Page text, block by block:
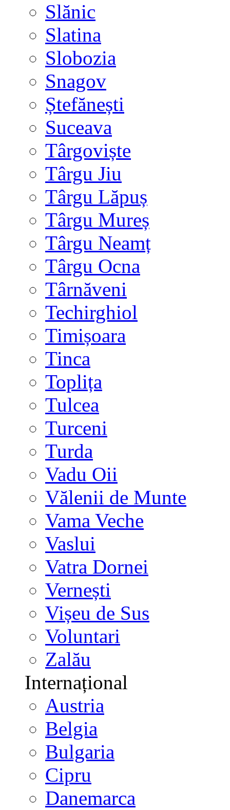
Slănic
Slatina
Slobozia
Snagov
Ștefănești
Suceava
Târgoviște
Târgu Jiu
Târgu Lăpuș
Târgu Mureș
Târgu Neamț
Târgu Ocna
Târnăveni
Techirghiol
Timișoara
Tinca
Toplița
Tulcea
Turceni
Turda
Vadu Oii
Vălenii de Munte
Vama Veche
Vaslui
Vatra Dornei
Vernești
Vișeu de Sus
Voluntari
Zalău
Internațional
Austria
Belgia
Bulgaria
Cipru
Danemarca